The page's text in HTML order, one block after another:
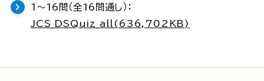
1～16問（全16問通し）：
JCS_DSQuiz_all(636,702KB)